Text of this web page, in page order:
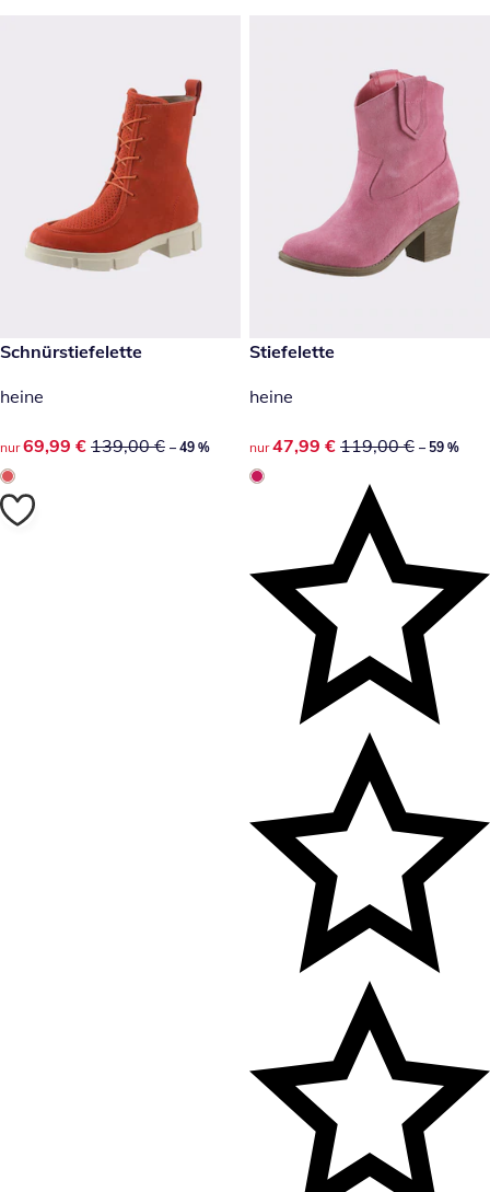
reduzierter Preis 69,99 €, vorheriger Preis: 139,00 €
-49 %
Schnürstiefelette
heine
reduzierter Preis 69,99 €, vorheriger Preis: 139,00 €
nur 69,99 € 139,00 € – 49 %
reduzierter Preis 47,99 €,
-59 %
Stiefelette
heine
reduzierter Preis 47,99 €,
nur 47,99 € 119,00 € – 59 %